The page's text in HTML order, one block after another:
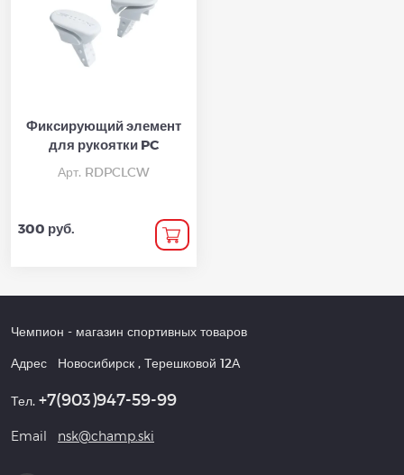
Фиксирующий элемент
для рукоятки PC
Арт. RDPCLCW
300 руб.
Чемпион - магазин спортивных товаров
Адрес Новосибирск , Терешковой 12А
Тел. +7(903)947-59-99
Email nsk@champ.ski